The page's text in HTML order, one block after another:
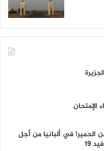
الإمتحان
الحمير! في ألبانيا من أجل
19